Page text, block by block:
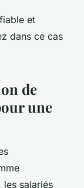
et
dans ce cas
de
une
les salariés